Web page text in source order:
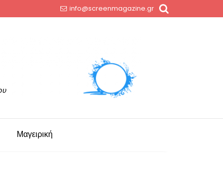
info@screenmagazine.gr
Μαγειρική